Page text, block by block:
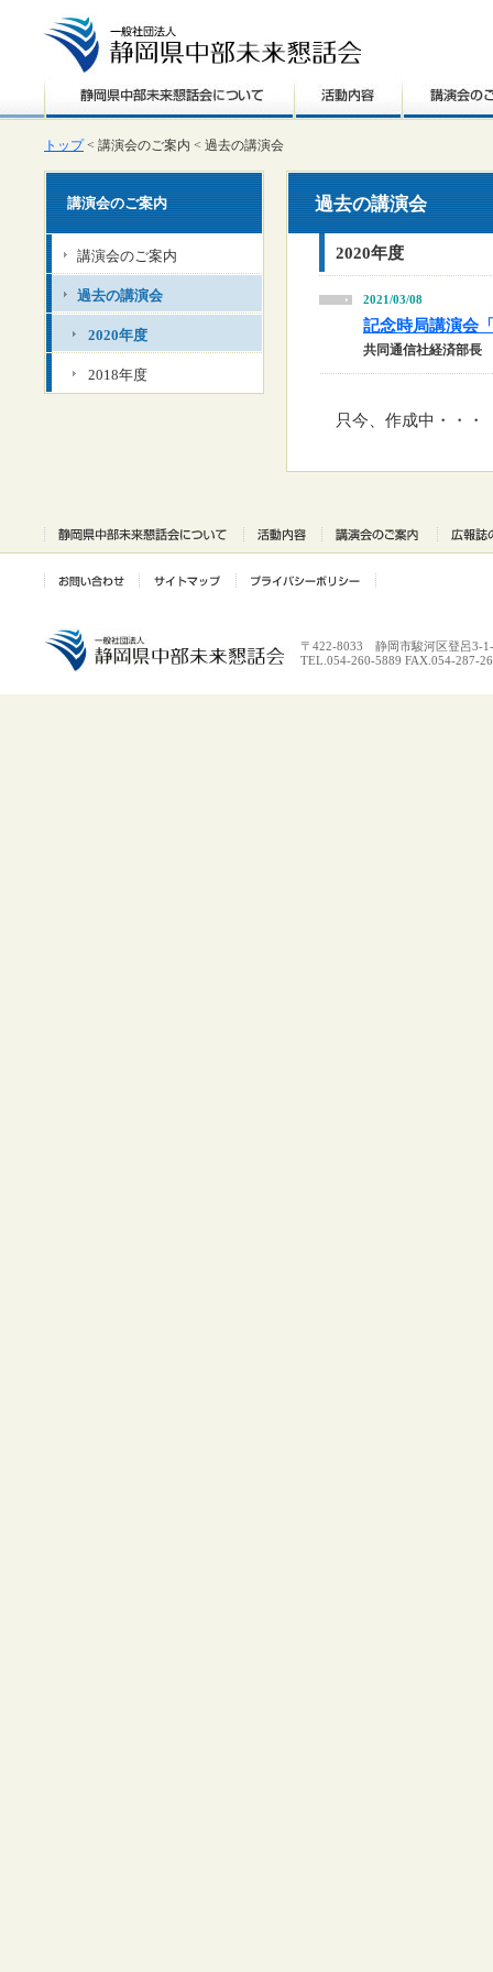
トップ< 講演会のご案内 < 過去の講演会
過去の講演会
2020年度
2021/03/08
記念時局講演会
共同通信社経済部長
只今、作成中・・・
講演会のご案内
講演会のご案内
過去の講演会
2020年度
2018年度
〒422-8033 静岡市駿河区登呂3-
TEL.054-260-5889 FAX.054-287-